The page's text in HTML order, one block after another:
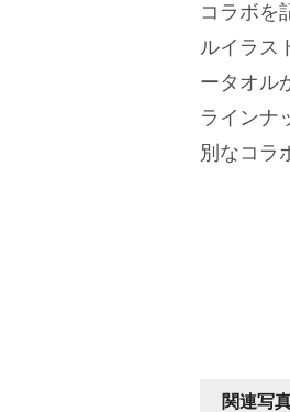
コラボを
ルイラス
ータオル
ラインナ
別なコラ
関連写